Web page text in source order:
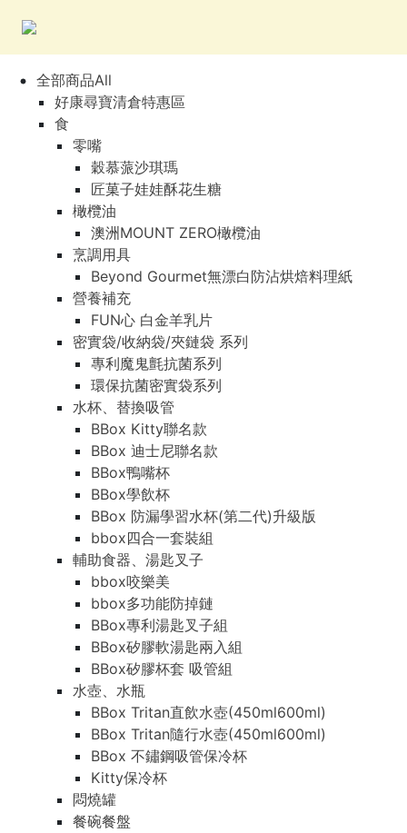
全部商品All
好康尋寶清倉特惠區
食
零嘴
穀慕蒎沙琪瑪
匠菓子娃娃酥花生糖
橄欖油
澳洲MOUNT ZERO橄欖油
烹調用具
Beyond Gourmet無漂白防沾烘焙料理紙
營養補充
FUN心 白金羊乳片
密實袋/收納袋/夾鏈袋 系列
專利魔鬼氈抗菌系列
環保抗菌密實袋系列
水杯、替換吸管
BBox Kitty聯名款
BBox 迪士尼聯名款
BBox鴨嘴杯
BBox學飲杯
BBox 防漏學習水杯(第二代)升級版
bbox四合一套裝組
輔助食器、湯匙叉子
bbox咬樂美
bbox多功能防掉鏈
BBox專利湯匙叉子組
BBox矽膠軟湯匙兩入組
BBox矽膠杯套 吸管組
水壺、水瓶
BBox Tritan直飲水壺(450ml600ml)
BBox Tritan隨行水壺(450ml600ml)
BBox 不鏽鋼吸管保冷杯
Kitty保冷杯
悶燒罐
餐碗餐盤